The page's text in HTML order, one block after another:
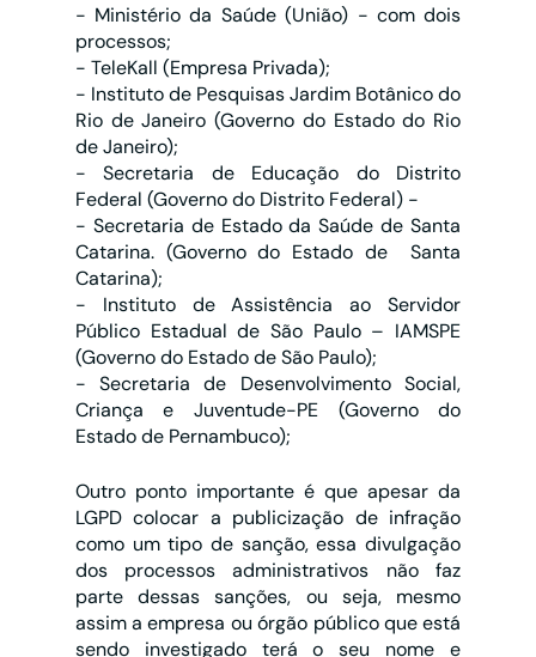
- Ministério da Saúde (União) - com dois
processos;
- TeleKall (Empresa Privada);
- Instituto de Pesquisas Jardim Botânico do
Rio de Janeiro (Governo do Estado do Rio
de Janeiro);
- Secretaria de Educação do Distrito
Federal (Governo do Distrito Federal) -
- Secretaria de Estado da Saúde de Santa
Catarina. (Governo do Estado de  Santa
Catarina);
- Instituto de Assistência ao Servidor
Público Estadual de São Paulo – IAMSPE
(Governo do Estado de São Paulo);
- Secretaria de Desenvolvimento Social,
Criança e Juventude-PE (Governo do
Estado de Pernambuco);
Outro ponto importante é que apesar da
LGPD colocar a publicização de infração
como um tipo de sanção, essa divulgação
dos processos administrativos não faz
parte dessas sanções, ou seja, mesmo
assim a empresa ou órgão público que está
sendo investigado terá o seu nome e